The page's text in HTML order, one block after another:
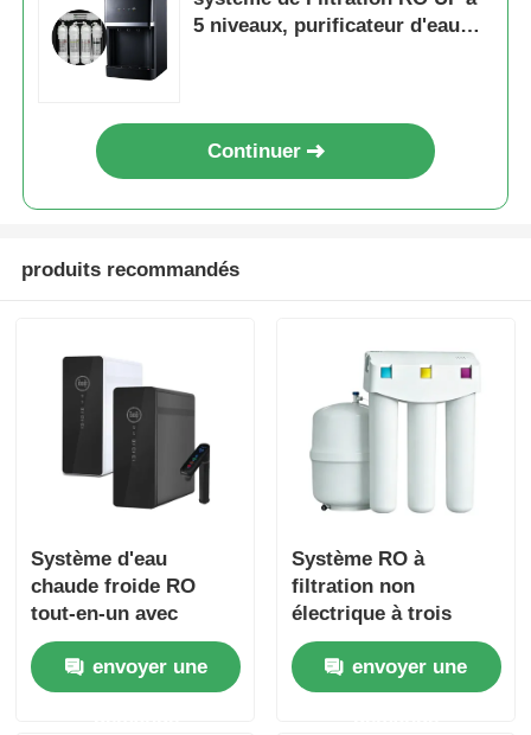
5 niveaux, purificateur d'eau
Continuer
produits recommandés
Système d'eau
chaude froide RO
tout-en-un avec
filtration et système
de chauffage pour
cuisine sous évier
envoyer une
Système RO à
filtration non
électrique à trois
étages, à pression,
filtre à eau avec
réservoir sous
envoyer une